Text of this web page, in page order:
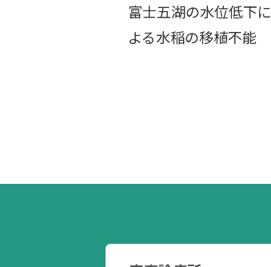
富士五湖の水位低下に
よる水稲の移植不能